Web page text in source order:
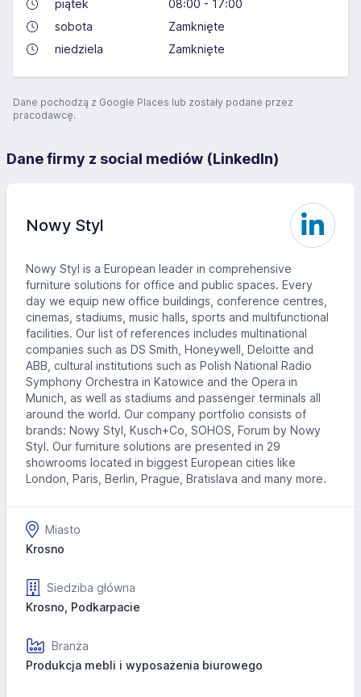
piątek
08:00 - 17:00
sobota
Zamknięte
niedziela
Zamknięte
Dane pochodzą z Google Places lub zostały podane przez
pracodawcę.
Dane firmy z social mediów (LinkedIn)
Nowy Styl
Nowy Styl is a European leader in comprehensive
furniture solutions for office and public spaces. Every
day we equip new office buildings, conference centres,
cinemas, stadiums, music halls, sports and multifunctional
facilities. Our list of references includes multinational
companies such as DS Smith, Honeywell, Deloitte and
ABB, cultural institutions such as Polish National Radio
Symphony Orchestra in Katowice and the Opera in
Munich, as well as stadiums and passenger terminals all
around the world. Our company portfolio consists of
brands: Nowy Styl, Kusch+Co, SOHOS, Forum by Nowy
Styl. Our furniture solutions are presented in 29
showrooms located in biggest European cities like
London, Paris, Berlin, Prague, Bratislava and many more.
Miasto
Krosno
Siedziba główna
Krosno, Podkarpacie
Branża
Produkcja mebli i wyposażenia biurowego